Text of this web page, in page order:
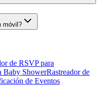
móvil?
de RSVP para
Baby ShowerRastreador de
de Eventos